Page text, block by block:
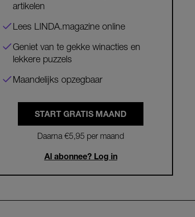
artikelen
Lees LINDA.magazine online
Geniet van te gekke winacties en
lekkere puzzels
Maandelijks opzegbaar
START GRATIS MAAND
Daarna €5,95 per maand
Al abonnee? Log in